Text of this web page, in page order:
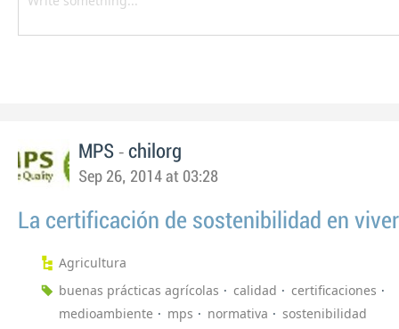
MPS - chilorg
Sep 26, 2014 at 03:28
La certificación de sostenibilidad en
Agricultura
buenas prácticas agrícolas
calidad
certificaciones
medioambiente
mps normativa sostenibilidad